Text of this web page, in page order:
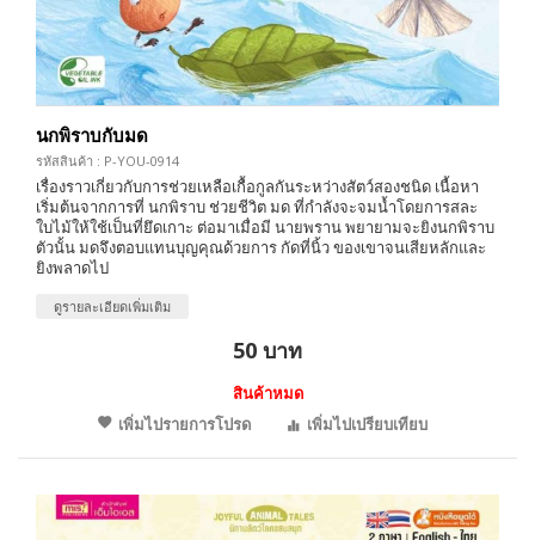
นกพิราบกับมด
รหัสสินค้า : P-YOU-0914
เรื่องราวเกี่ยวกับการช่วยเหลือเกื้อกูลกันระหว่างสัตว์สองชนิด เนื้อหา
เริ่มต้นจากการที่ นกพิราบ ช่วยชีวิต มด ที่กำลังจะจมน้ำโดยการสละ
ใบไม้ให้ใช้เป็นที่ยึดเกาะ ต่อมาเมื่อมี นายพราน พยายามจะยิงนกพิราบ
ตัวนั้น มดจึงตอบแทนบุญคุณด้วยการ กัดที่นิ้ว ของเขาจนเสียหลักและ
ยิงพลาดไป
ดูรายละเอียดเพิ่มเติม
50 บาท
สินค้าหมด
เพิ่มไปรายการโปรด
เพิ่มไปเปรียบเทียบ